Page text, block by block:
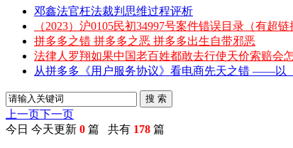
邓鑫法官枉法裁判思维过程评析
（2023）沪0105民初34997号案件错误目录（有超链
拼多多之错 拼多多之恶 拼多多出生自带邪恶
法律人罗翔如果中国老百姓都敢去行使天价索赔会
从拼多多《用户服务协议》看电商先天之错 ——以
搜 索
上一页下一页
今日 今天更新 0 篇 共有 178 篇